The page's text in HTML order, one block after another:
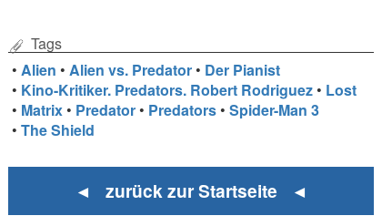
Tags
•Alien •Alien vs. Predator • Der Pianist
• Kino-Kritiker. Predators. Robert Rodriguez • Lost
• Matrix • Predator • Predators •Spider-Man 3
•The Shield
◄ zurück zur Startseite ◄